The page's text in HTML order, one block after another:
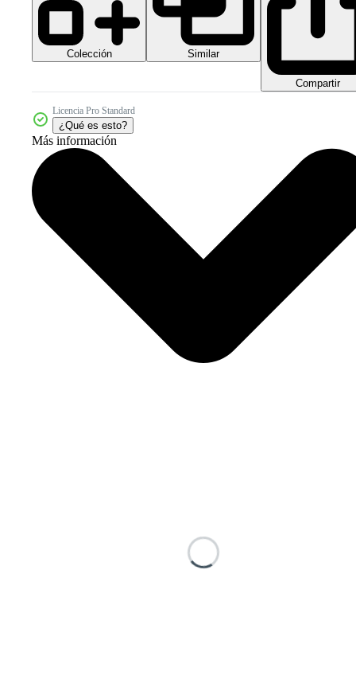
Colección Similar
Compartir
Licencia Pro Standard
¿Qué es esto?
Más información